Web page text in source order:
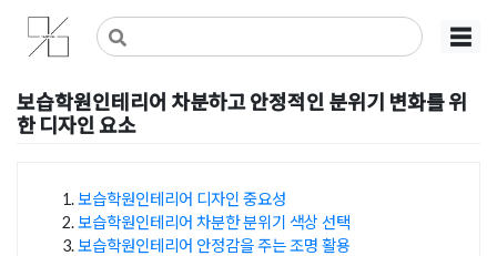
Skip
content
사무실인테리어 디자인 공사 비용견적 플랫폼
사무실인테리어 916
☰
보습학원인테리어 차분하고 안정적인 분위기 변화를 위
한 디자인 요소
보습학원인테리어 디자인 중요성
보습학원인테리어 차분한 분위기 색상 선택
보습학원인테리어 안정감을 주는 조명 활용